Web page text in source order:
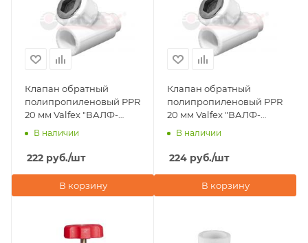
Клапан обратный
полипропиленовый PPR
20 мм Valfex "ВАЛФ-
РУС", серый
В наличии
222 руб./шт
В корзину
Клапан обратный
полипропиленовый PPR
20 мм Valfex "ВАЛФ-
РУС", белый
В наличии
224 руб./шт
В корзину